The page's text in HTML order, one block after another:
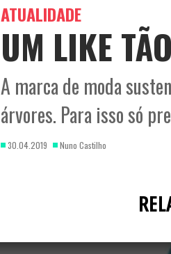
ATUALIDADE
UM LIKE
A marca de moda
árvores. Para isso só
30.04.2019 Nuno Castilho